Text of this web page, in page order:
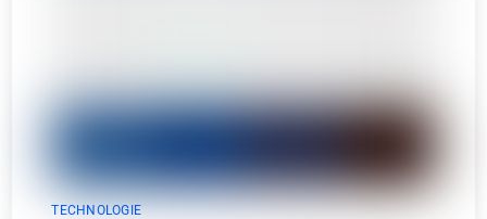
TECHNOLOGIE